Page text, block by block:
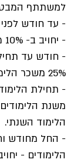
למשתתף
- עד חודש
- יחויב ב- 10% משכר הלימוד השנתי .
- חודש עד
25% משכר הלימוד השנתי.
- תחילת
הלימוד השנתי.
- החל מחודש
הלימודים -